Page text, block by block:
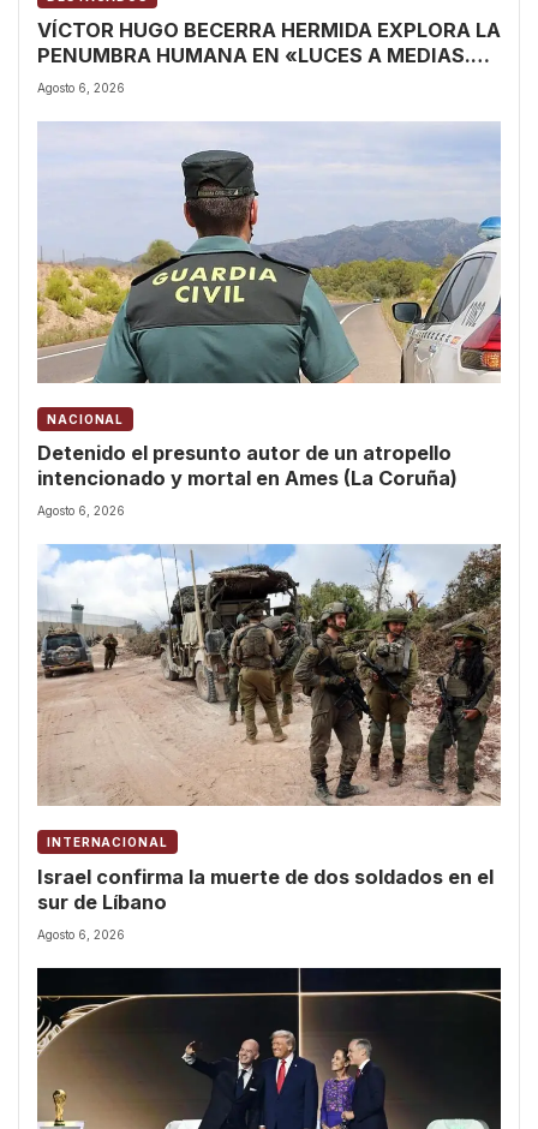
VÍCTOR HUGO BECERRA HERMIDA EXPLORA LA
PENUMBRA HUMANA EN «LUCES A MEDIAS.
RELATOS DE LA VIDA EN PENUMBRA»
Agosto 6, 2026
NACIONAL
Detenido el presunto autor de un atropello
intencionado y mortal en Ames (La Coruña)
Agosto 6, 2026
INTERNACIONAL
Israel confirma la muerte de dos soldados en el
sur de Líbano
Agosto 6, 2026